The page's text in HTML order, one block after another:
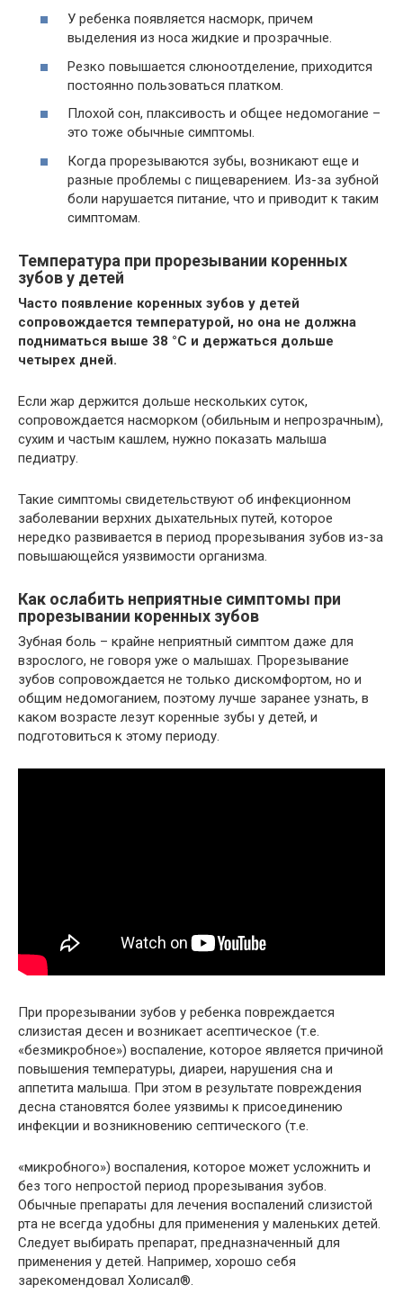
У ребенка появляется насморк, причем
выделения из носа жидкие и прозрачные.
Резко повышается слюноотделение, приходится
постоянно пользоваться платком.
Плохой сон, плаксивость и общее недомогание –
это тоже обычные симптомы.
Когда прорезываются зубы, возникают еще и
разные проблемы с пищеварением. Из-за зубной
боли нарушается питание, что и приводит к таким
симптомам.
Температура при прорезывании коренных
зубов у детей
Часто появление коренных зубов у детей
сопровождается температурой, но она не должна
подниматься выше 38 °C и держаться дольше
четырех дней.
Если жар держится дольше нескольких суток,
сопровождается насморком (обильным и непрозрачным),
сухим и частым кашлем, нужно показать малыша
педиатру.
Такие симптомы свидетельствуют об инфекционном
заболевании верхних дыхательных путей, которое
нередко развивается в период прорезывания зубов из-за
повышающейся уязвимости организма.
Как ослабить неприятные симптомы при
прорезывании коренных зубов
Зубная боль – крайне неприятный симптом даже для
взрослого, не говоря уже о малышах. Прорезывание
зубов сопровождается не только дискомфортом, но и
общим недомоганием, поэтому лучше заранее узнать, в
каком возрасте лезут коренные зубы у детей, и
подготовиться к этому периоду.
При прорезывании зубов у ребенка повреждается
слизистая десен и возникает асептическое (т.е.
«безмикробное») воспаление, которое является причиной
повышения температуры, диареи, нарушения сна и
аппетита малыша. При этом в результате повреждения
десна становятся более уязвимы к присоединению
инфекции и возникновению септического (т.е.
«микробного») воспаления, которое может усложнить и
без того непростой период прорезывания зубов.
Обычные препараты для лечения воспалений слизистой
рта не всегда удобны для применения у маленьких детей.
Следует выбирать препарат, предназначенный для
применения у детей. Например, хорошо себя
зарекомендовал Холисал®.